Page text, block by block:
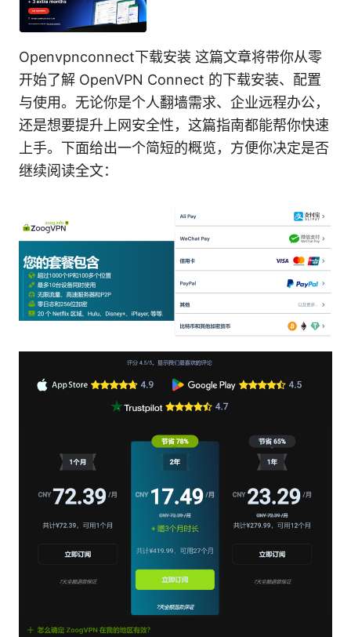
Openvpnconnect下载安装 这篇文章将带你从零
开始了解 OpenVPN Connect 的下载安装、配置
与使用。无论你是个人翻墙需求、企业远程办公，
还是想要提升上网安全性，这篇指南都能帮你快速
上手。下面给出一个简短的概览，方便你决定是否
继续阅读全文：